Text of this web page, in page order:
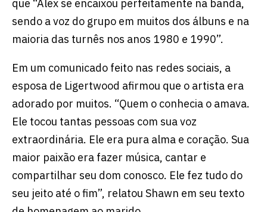
que “Alex se encaixou perfeitamente na banda,
sendo a voz do grupo em muitos dos álbuns e na
maioria das turnês nos anos 1980 e 1990”.
Em um comunicado feito nas redes sociais, a
esposa de Ligertwood afirmou que o artista era
adorado por muitos. “Quem o conhecia o amava.
Ele tocou tantas pessoas com sua voz
extraordinária. Ele era pura alma e coração. Sua
maior paixão era fazer música, cantar e
compartilhar seu dom conosco. Ele fez tudo do
seu jeito até o fim”, relatou Shawn em seu texto